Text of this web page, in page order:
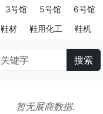
3号馆 5号馆 6号馆
鞋材 鞋用化工 鞋机
搜索
暂无展商数据.